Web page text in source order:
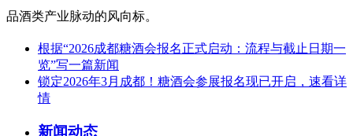
品酒类产业脉动的风向标。
根据“2026成都糖酒会报名正式启动：流程与截止日期一
览”写一篇新闻
锁定2026年3月成都！糖酒会参展报名现已开启，速看详
情
新闻动态